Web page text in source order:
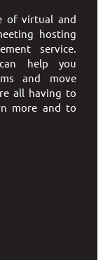
of virtual and
hosting
service.
help you
and move
all having to
more and to